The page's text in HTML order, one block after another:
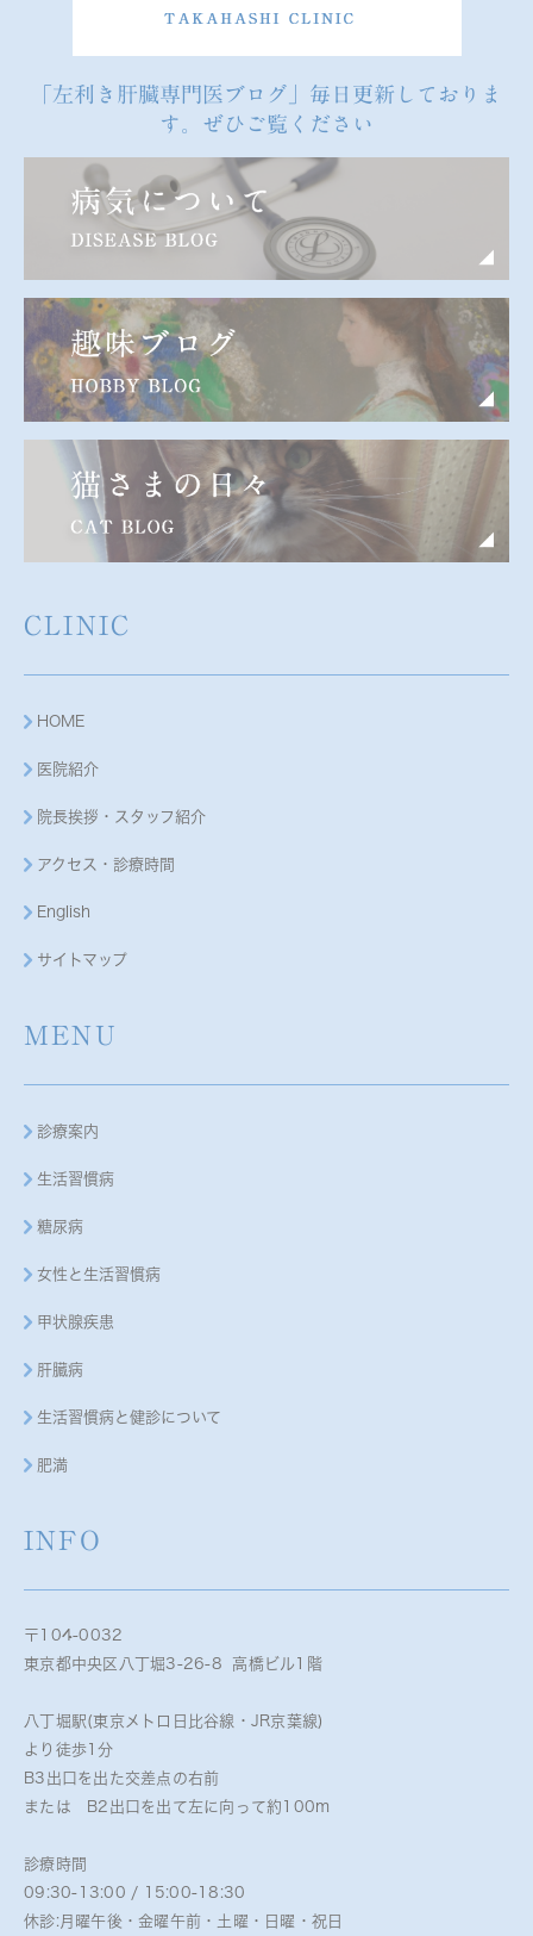
「左利き肝臓専門医ブログ」毎日更新しておりま
す。ぜひご覧ください
CLINIC
HOME
医院紹介
院長挨拶・スタッフ紹介
アクセス・診療時間
English
サイトマップ
MENU
診療案内
生活習慣病
糖尿病
女性と生活習慣病
甲状腺疾患
肝臓病
生活習慣病と健診について
肥満
INFO
〒104-0032
東京都中央区八丁堀3-26-8 高橋ビル1階
八丁堀駅(東京メトロ日比谷線・JR京葉線)
より徒歩1分
B3出口を出た交差点の右前
または B2出口を出て左に向って約100m
診療時間
09:30-13:00 / 15:00-18:30
休診:月曜午後・金曜午前・土曜・日曜・祝日